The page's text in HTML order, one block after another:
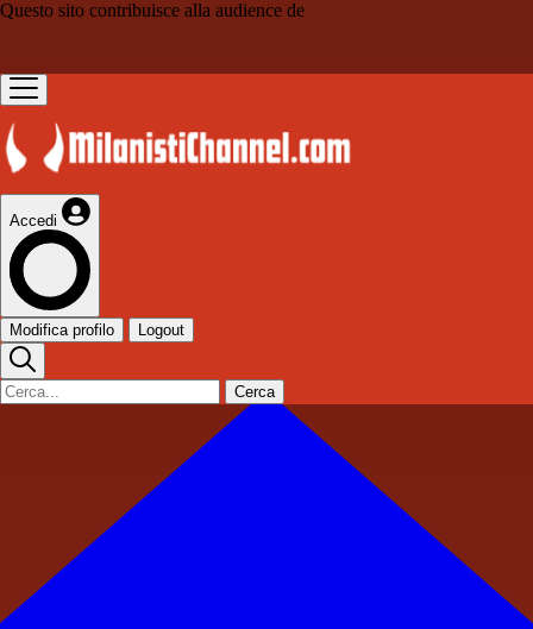
Questo sito contribuisce alla audience de
Accedi
Modifica profilo Logout
Cerca